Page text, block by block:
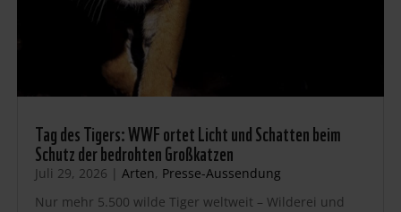
Tag des Tigers: WWF ortet Licht und Schatten beim
Schutz der bedrohten Großkatzen
Juli 29, 2026 | Arten, Presse-Aussendung
Nur mehr 5.500 wilde Tiger weltweit – Wilderei und